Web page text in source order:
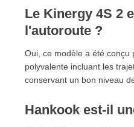
Le Kinergy 4S 2
l'autoroute ?
Oui, ce modèle a été conçu
polyvalente incluant les
conservant un bon niveau
Hankook est-il